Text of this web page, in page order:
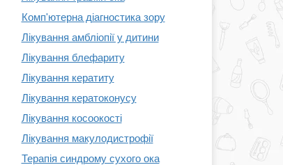
Комп'ютерна діагностика зору
Лікування амбліопії у дитини
Лікування блефариту
Лікування кератиту
Лікування кератоконусу
Лікування косоокості
Лікування макулодистрофії
Терапія синдрому сухого ока